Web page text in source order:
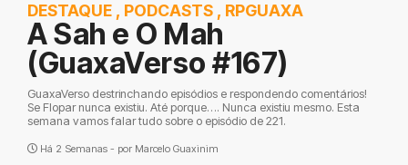
DESTAQUE , PODCASTS , RPGUAXA
A Sah e O Mah
(GuaxaVerso #167)
GuaxaVerso destrinchando episódios e respondendo comentários!
Se Flopar nunca existiu. Até porque…. Nunca existiu mesmo. Esta
semana vamos falar tudo sobre o episódio de 221.
Há 2 Semanas - por Marcelo Guaxinim